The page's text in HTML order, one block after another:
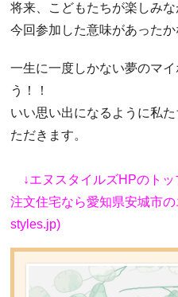
将来、こどもたちが楽しみ
今回参加した意味があったか
一生に一度しかない夢のマ
う！！
いい思い出になるように私
ただきます。
↓エヌスタイルズHPのト
注文住宅なら愛知県安城市
styles.jp)